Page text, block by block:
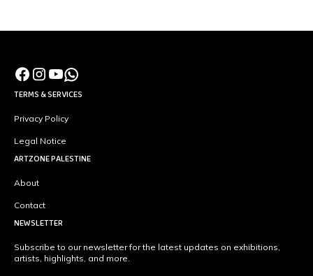
TERMS & SERVICES
Privacy Policy
Legal Notice
ARTZONE PALESTINE
About
Contact
NEWSLETTER
Subscribe to our newsletter for the latest updates on exhibitions,
artists, highlights, and more.